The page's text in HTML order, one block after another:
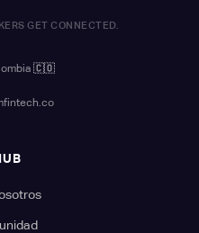
GET CONNECTED.
🇨🇴